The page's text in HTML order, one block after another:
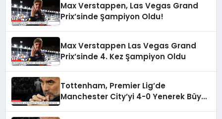
Max Verstappen, Las Vegas Grand
Prix’sinde Şampiyon Oldu!
Max Verstappen Las Vegas Grand
Prix’sinde 4. Kez Şampiyon Oldu
Tottenham, Premier Lig’de
Manchester City’yi 4-0 Yenerek Büyük